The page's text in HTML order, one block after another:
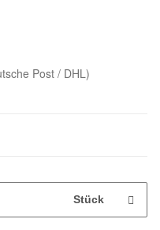
Post / DHL)
Stück